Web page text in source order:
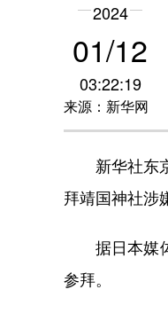
2024
01/12
03:22:19
来源：新华网
新华社东京1
拜靖国神社涉
据日本媒体
参拜。